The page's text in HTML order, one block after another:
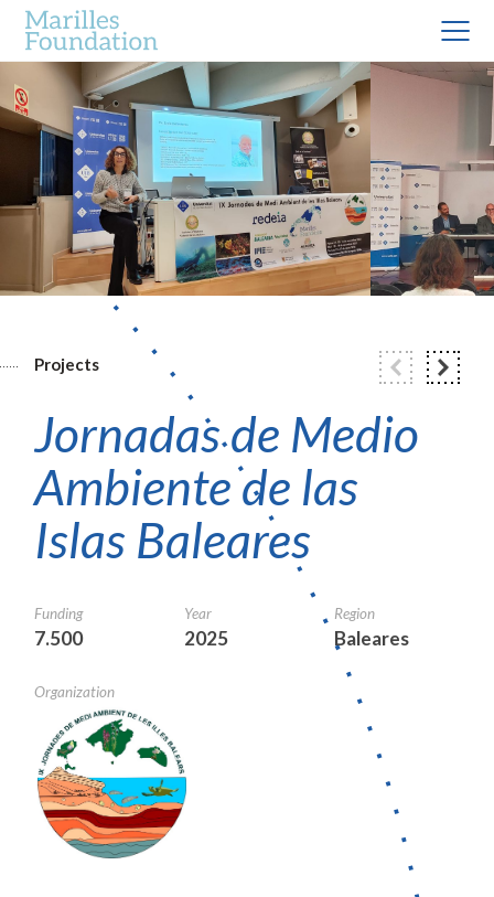
Projects
Jornadas de Medio
Ambiente de las
Islas Baleares
Funding
7.500
Year
2025
Region
Baleares
Organization